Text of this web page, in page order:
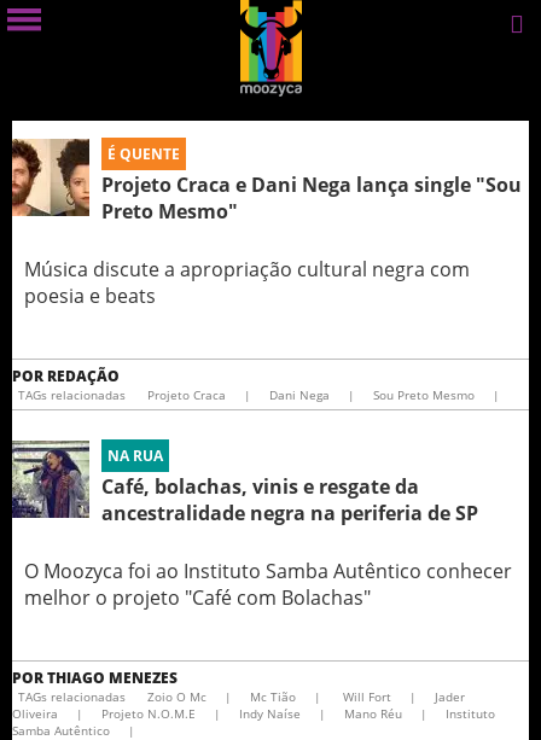
É QUENTE
Projeto Craca e Dani Nega lança single "Sou
Preto Mesmo"
Música discute a apropriação cultural negra com
poesia e beats
POR REDAÇÃO
TAGs relacionadas Projeto Craca | Dani Nega | Sou Preto Mesmo |
NA RUA
Café, bolachas, vinis e resgate da
ancestralidade negra na periferia de SP
O Moozyca foi ao Instituto Samba Autêntico conhecer
melhor o projeto "Café com Bolachas"
PORTHIAGO MENEZES
TAGs relacionadas Zoio O Mc | Mc Tião | Will Fort |
Jader
Oliveira
| Projeto N.O.M.E | Indy Naíse | Mano Réu |
Instituto
Samba Autêntico
|